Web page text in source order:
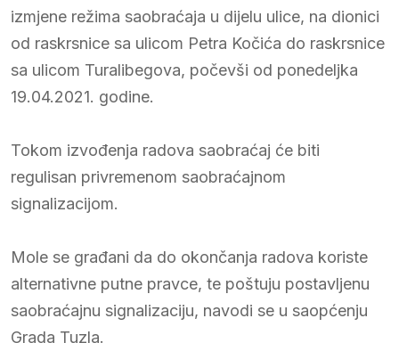
izmjene režima saobraćaja u dijelu ulice, na dionici
od raskrsnice sa ulicom Petra Kočića do raskrsnice
sa ulicom Turalibegova, počevši od ponedeljka
19.04.2021. godine.
Tokom izvođenja radova saobraćaj će biti
regulisan privremenom saobraćajnom
signalizacijom.
Mole se građani da do okončanja radova koriste
alternativne putne pravce, te poštuju postavljenu
saobraćajnu signalizaciju, navodi se u saopćenju
Grada Tuzla.